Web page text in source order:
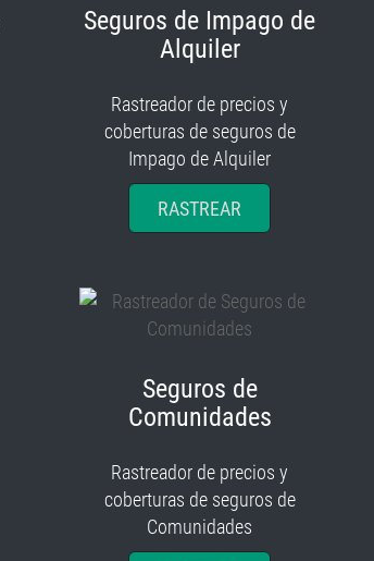
Seguros de Impago de
Alquiler
Rastreador de precios y
coberturas de seguros de
Impago de Alquiler
RASTREAR
Seguros de
Comunidades
Rastreador de precios y
coberturas de seguros de
Comunidades